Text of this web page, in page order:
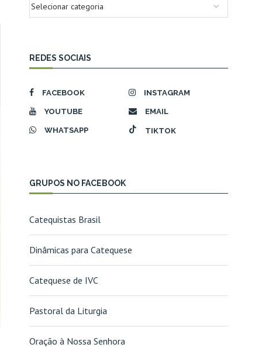
REDES SOCIAIS
FACEBOOK INSTAGRAM
YOUTUBE EMAIL
WHATSAPP TIKTOK
GRUPOS NO FACEBOOK
Catequistas Brasil
Dinâmicas para Catequese
Catequese de IVC
Pastoral da Liturgia
Oração à Nossa Senhora